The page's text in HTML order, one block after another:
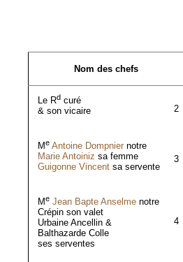
Nom des chefs
Le Rd curé
& son vicaire
2
Me Antoine Dompnier notre
Marie Antoiniz sa femme
Guigonne Vincent sa servente
3
Me Jean Bapte Anselme notre
Crépin son valet
Urbaine Ancellin &
Balthazarde Colle
ses serventes
4